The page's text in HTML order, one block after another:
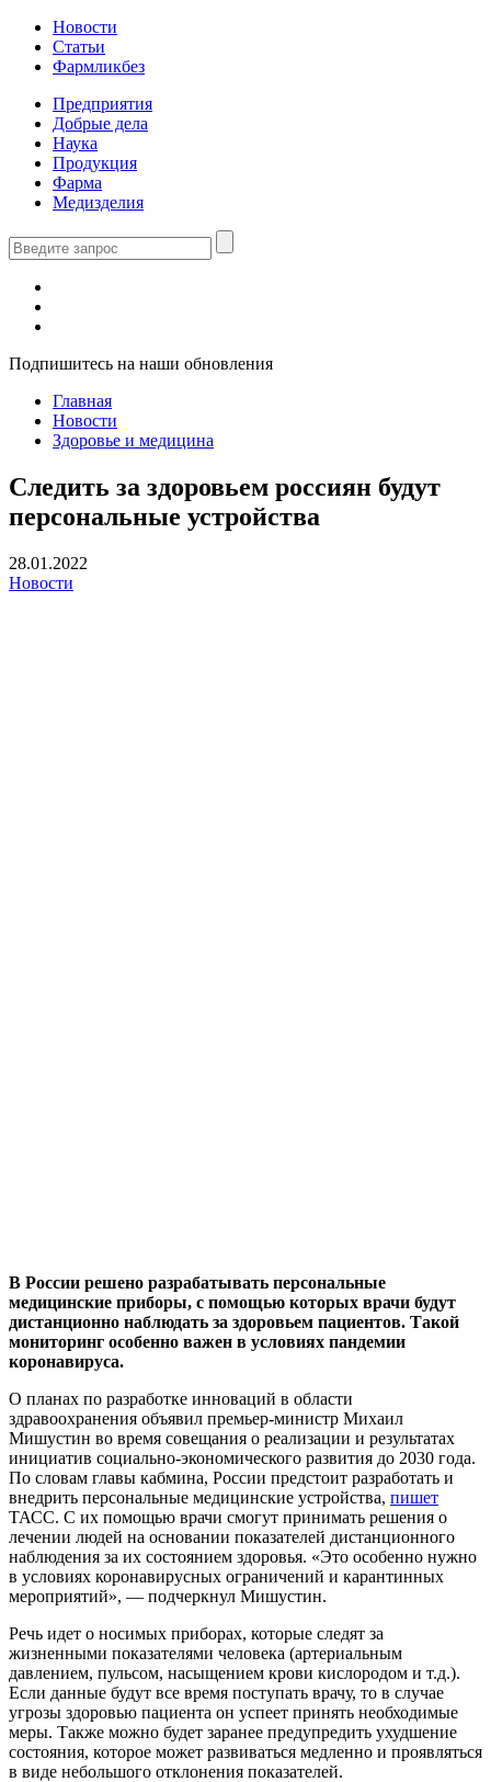
Новости
Статьи
Фармликбез
Предприятия
Добрые дела
Наука
Продукция
Фарма
Медизделия
Подпишитесь на наши обновления
Главная
Новости
Здоровье и медицина
Следить за здоровьем россиян будут
персональные устройства
28.01.2022
Новости
В России решено разрабатывать персональные
медицинские приборы, с помощью которых врачи будут
дистанционно наблюдать за здоровьем пациентов. Такой
мониторинг особенно важен в условиях пандемии
коронавируса.
О планах по разработке инноваций в области
здравоохранения объявил премьер-министр Михаил
Мишустин во время совещания о реализации и результатах
инициатив социально-экономического развития до 2030 года.
По словам главы кабмина, России предстоит разработать и
внедрить персональные медицинские устройства, пишет
ТАСС. С их помощью врачи смогут принимать решения о
лечении людей на основании показателей дистанционного
наблюдения за их состоянием здоровья. «Это особенно нужно
в условиях коронавирусных ограничений и карантинных
мероприятий», — подчеркнул Мишустин.
Речь идет о носимых приборах, которые следят за
жизненными показателями человека (артериальным
давлением, пульсом, насыщением крови кислородом и т.д.).
Если данные будут все время поступать врачу, то в случае
угрозы здоровью пациента он успеет принять необходимые
меры. Также можно будет заранее предупредить ухудшение
состояния, которое может развиваться медленно и проявляться
в виде небольшого отклонения показателей.